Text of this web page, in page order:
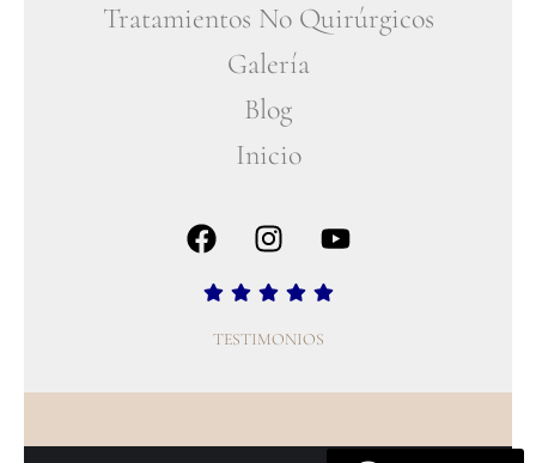
Tratamientos No Quirúrgicos
Galería
Blog
Inicio
TESTIMONIOS